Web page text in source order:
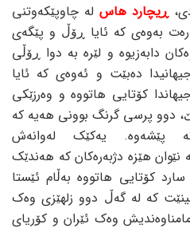
ڕیچارد هاس لە چاوپێکەوتنی
بەوەی کە ئایا ڕۆڵ و پێگەی
دابەزیوە و لێرە بە دوا ڕۆڵی
دەبێت و ئەوەی کە ئایا
کۆتایی هاتووە و وەرزێکی
دوو پرسی گرنگ بوونی هەیە کە
پێشەوە. یەکێک لەوانەش
نێوان هێزە دژبەرەکان کە هەندێک
کۆتایی هاتووە بەڵام ئێستا
کە لە گەڵ دوو زلهێزی وەک
وەک ئێران و کۆریای